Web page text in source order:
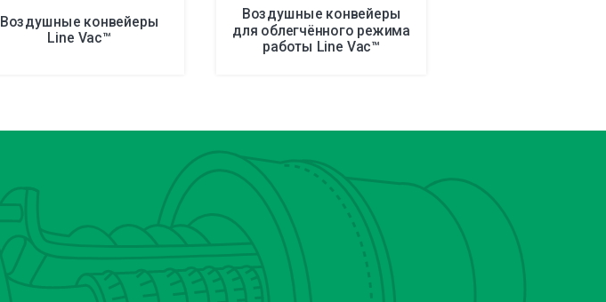
Воздушные конвейеры
Line Vac™
Воздушные конвейеры
для облегчённого режима
работы Line Vac™